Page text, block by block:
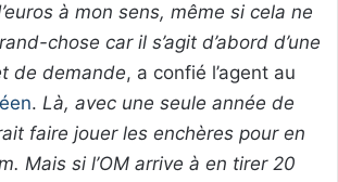
à mon sens, même si cela ne
chose car il s’agit d’abord d’une
de demande, a confié l’agent au
. Là, avec une seule année de
faire jouer les enchères pour en
Mais si l’OM arrive à en tirer 20